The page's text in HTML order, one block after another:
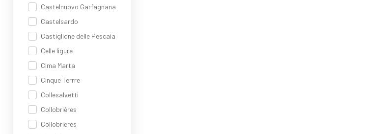
Castelnuovo Garfagnana
Castelsardo
Castiglione delle Pescaia
Celle ligure
Cima Marta
Cinque Terrre
Collesalvetti
Collobrières
Collobrieres